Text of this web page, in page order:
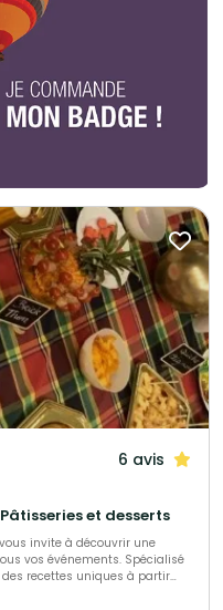
6 avis
et desserts
invite à découvrir une
vos événements. Spécialisé
recettes uniques à partir
et tradition. Offrez à vos